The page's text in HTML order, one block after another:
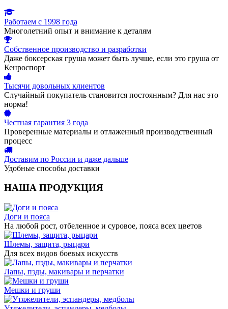
Работаем с 1998 года
Многолетний опыт и внимание к деталям
Собственное производство и разработки
Даже боксерская груша может быть лучше, если это груша от
Кенроспорт
Тысячи довольных клиентов
Случайный покупатель становится постоянным? Для нас это
норма!
Честная гарантия 3 года
Проверенные материалы и отлаженный производственный
процесс
Доставим по России и даже дальше
Удобные способы доставки
НАША ПРОДУКЦИЯ
Доги и пояса
На любой рост, отбеленное и суровое, пояса всех цветов
Шлемы, защита, рыцари
Для всех видов боевых искусств
Лапы, пэды, макивары и перчатки
Мешки и груши